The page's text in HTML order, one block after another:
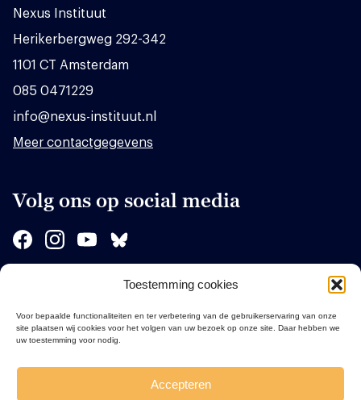
Toestemming cookies
Voor bepaalde functionaliteiten en ter verbetering van de gebruikerservaring van onze
site plaatsen wij cookies voor het volgen van uw bezoek op onze site. Daar hebben we
uw toestemming voor nodig.
Accepteren
Nexus Instituut
Herikerbergweg 292-342
1101 CT Amsterdam
085 0471229
info@nexus-instituut.nl
Meer contactgegevens
Volg ons op social media